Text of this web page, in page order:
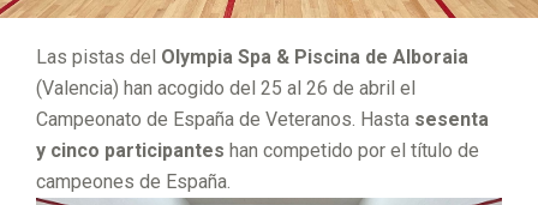
Las pistas del Olympia Spa & Piscina de Alboraia
(Valencia) han acogido del 25 al 26 de abril el
Campeonato de España de Veteranos. Hasta sesenta
y cinco participantes han competido por el título de
campeones de España.